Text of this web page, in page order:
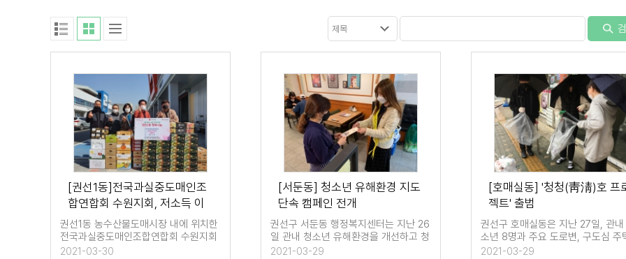
[권선1동]전국과실중도매인조
합연합회 수원지회, 저소득 이
웃에 과일 선물 한가득
권선1동 농수산물도매시장 내에 위치한
전국과실중도매인조합연합회 수원지회
는 30일 오전, 관내 …
2021-03-30
[서둔동] 청소년 유해환경 지도
단속 캠페인 전개
권선구 서둔동 행정복지센터는 지난 26
일 관내 청소년 유해환경을 개선하고 청
소년의 일탈행위를 …
2021-03-29
[호매실동] '청청(靑淸)호 프
젝트' 출범
권선구 호매실동은 지난 27일, 관내
소년 8명과 주요 도로변, 구도심 주
밀집지역에서 …
2021-03-29